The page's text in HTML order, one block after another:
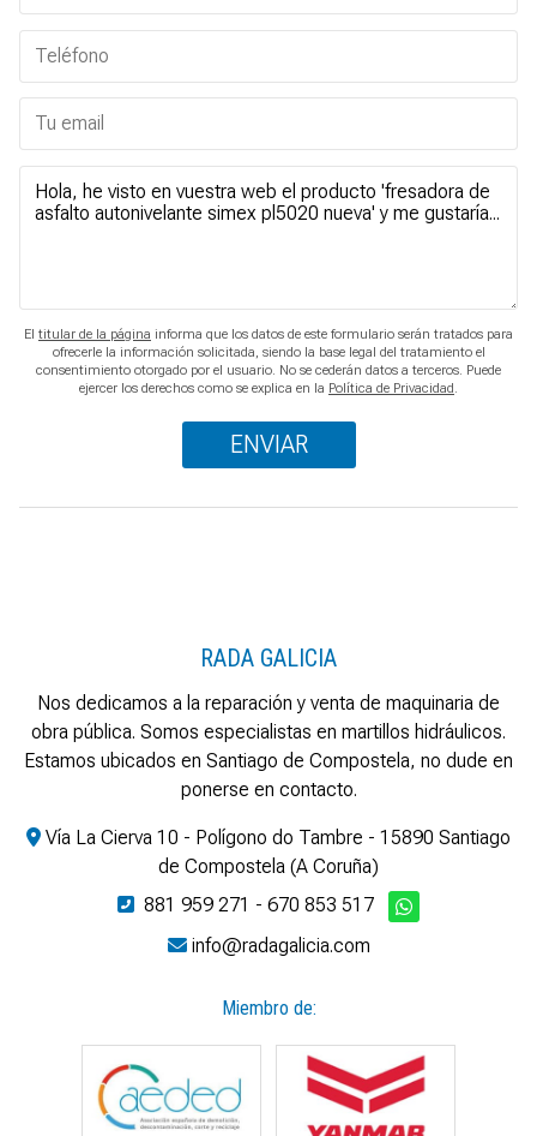
El titular de la página informa que los datos de este formulario serán tratados para
ofrecerle la información solicitada, siendo la base legal del tratamiento el
consentimiento otorgado por el usuario. No se cederán datos a terceros. Puede
ejercer los derechos como se explica en la Política de Privacidad.
RADA GALICIA
Nos dedicamos a la reparación y venta de maquinaria de
obra pública. Somos especialistas en martillos hidráulicos.
Estamos ubicados en Santiago de Compostela, no dude en
ponerse en contacto.
Vía La Cierva 10 - Polígono do Tambre - 15890 Santiago
de Compostela (A Coruña)
881 959 271 - 670 853 517
info@radagalicia.com
Miembro de: